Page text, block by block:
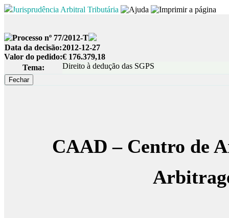
Jurisprudência Arbitral Tributária
Processo nº 77/2012-T
Data da decisão:2012-12-27
Valor do pedido:€ 176.379,18
Tema:
Direito à dedução das SGPS
CAAD – Centro de